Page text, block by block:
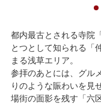
都内最古とされる寺院
とつとして知られる「
まる浅草エリア。
参拝のあとには、グル
りのような賑わいを見
場街の面影を残す「六